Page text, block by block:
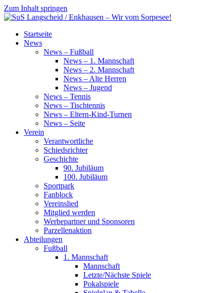
Zum Inhalt springen
SuS
Langscheid
Startseite
News
News – Fußball
News – 1. Mannschaft
News – 2. Mannschaft
News – Alte Herren
News – Jugend
News – Tennis
News – Tischtennis
News – Eltern-Kind-Turnen
News – Seite
Verein
Verantwortliche
Schiedsrichter
Geschichte
90. Jubiläum
100. Jubiläum
Sportpark
Fanblock
Vereinslied
Mitglied werden
Werbepartner und Sponsoren
Parzellenaktion
Abteilungen
Fußball
1. Mannschaft
Mannschaft
Letzte/Nächste Spiele
Pokalspiele